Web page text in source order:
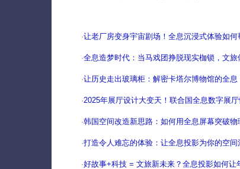
·让老厂房变身宇宙剧场！全息沉浸式体验如何
·全息造梦时代：当马戏团挣脱现实枷锁，文旅
·让历史走出玻璃柜：解密卡塔尔博物馆的全息
·2025年展厅设计大变天！联合国全息数字展
·韩国空间改造新思路：如何用全息屏幕突破物
·打造令人难忘的体验：让全息投影为你的空间
·好故事+科技 = 文旅新未来？全息投影如何让